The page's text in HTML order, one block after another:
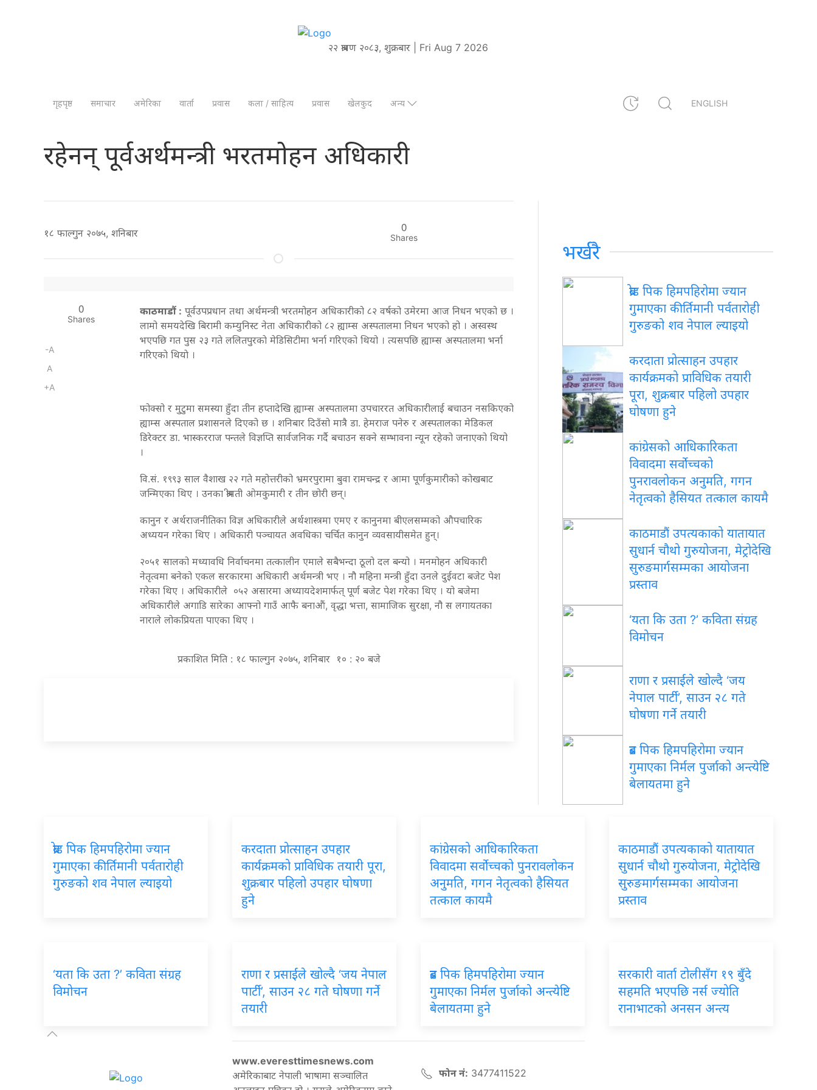
२२ श्रावण २०८३, शुक्रबार | Fri Aug 7 2026
गृहपृष्ठ समाचार अमेरिका वार्ता प्रवास कला / साहित्य प्रवास खेलकुद अन्य ENGLISH
रहेनन् पूर्वअर्थमन्त्री भरतमोहन अधिकारी
१८ फाल्गुन २०७५, शनिबार 0
Shares
0
Shares
-A
A
+A
काठमाडौं : पूर्वउपप्रधान तथा अर्थमन्त्री भरतमोहन अधिकारीको ८२ वर्षको उमेरमा आज निधन भएको छ ।
लामो समयदेखि बिरामी कम्युनिस्ट नेता अधिकारीको ८२ ह्याम्स अस्पतालमा निधन भएको हो । अस्वस्थ
भएपछि गत पुस २३ गते ललितपुरकाे मेडिसिटीमा भर्ना गरिएको थियो । त्यसपछि ह्याम्स अस्पतालमा भर्ना
गरिएकाे थियाे ।
फोक्सो र मुटुमा समस्या हुँदा तीन हप्तादेखि ह्याम्स अस्पतालमा उपचाररत अधिकारीलाई बचाउन नसकिएको
ह्याम्स अस्पताल प्रशासनले दिएको छ । शनिबार दिउँसो मात्रै डा. हेमराज पनेरु र अस्पतालका मेडिकल
डिरेक्टर डा. भास्करराज पन्तले विज्ञप्ति सार्वजनिक गर्दै बचाउन सक्ने सम्भावना न्यून रहेको जनाएको थियो
।
वि.सं. १९९३ साल वैशाख २२ गते महोत्तरीको भ्रमरपुरामा बुवा रामचन्द्र र आमा पूर्णकुमारीको कोखबाट
जन्मिएका थिए । उनका श्रीमती ओमकुमारी र तीन छोरी छन्।
कानुन र अर्थराजनीतिका विज्ञ अधिकारीले अर्थशास्त्रमा एमए र कानुनमा बीएलसम्मको औपचारिक
अध्ययन गरेका थिए । अधिकारी पञ्चायत अवधिका चर्चित कानुन व्यवसायीसमेत हुन्।
२०५१ सालको मध्यावधि निर्वाचनमा तत्कालीन एमाले सबैभन्दा ठूलो दल बन्यो । मनमोहन अधिकारी
नेतृत्वमा बनेको एकल सरकारमा अधिकारी अर्थमन्त्री भए । नौ महिना मन्त्री हुँदा उनले दुईवटा बजेट पेश
गरेका थिए । अधिकारीले ०५२ असारमा अध्यायदेशमार्फत् पूर्ण बजेट पेश गरेका थिए । यो बजेमा
अधिकारीले अगाडि सारेका आफ्नो गाउँ आफै बनाऔं, वृद्धा भत्ता, सामाजिक सुरक्षा, नौ स लगायतका
नाराले लोकप्रियता पाएका थिए ।
प्रकाशित मिति : १८ फाल्गुन २०७५, शनिबार १० : २० बजे
भर्खरै
ब्रोड पिक हिमपहिरोमा ज्यान
गुमाएका कीर्तिमानी पर्वतारोही
गुरुङको शव नेपाल ल्याइयो
करदाता प्रोत्साहन उपहार
कार्यक्रमको प्राविधिक तयारी
पूरा, शुक्रबार पहिलो उपहार
घोषणा हुने
कांग्रेसको आधिकारिकता
विवादमा सर्वोच्चको
पुनरावलोकन अनुमति, गगन
नेतृत्वको हैसियत तत्काल कायमै
काठमाडौं उपत्यकाको यातायात
सुधार्न चौथो गुरुयोजना, मेट्रोदेखि
सुरुङमार्गसम्मका आयोजना
प्रस्ताव
‘यता कि उता ?’ कविता संग्रह
विमोचन
राणा र प्रसाईंले खोल्दै ‘जय
नेपाल पार्टी’, साउन २८ गते
घोषणा गर्ने तयारी
ब्रड पिक हिमपहिरोमा ज्यान
गुमाएका निर्मल पुर्जाको अन्त्येष्टि
बेलायतमा हुने
ब्रोड पिक हिमपहिरोमा ज्यान
गुमाएका कीर्तिमानी पर्वतारोही
गुरुङको शव नेपाल ल्याइयो
करदाता प्रोत्साहन उपहार
कार्यक्रमको प्राविधिक तयारी पूरा,
शुक्रबार पहिलो उपहार घोषणा
हुने
कांग्रेसको आधिकारिकता
विवादमा सर्वोच्चको पुनरावलोकन
अनुमति, गगन नेतृत्वको हैसियत
तत्काल कायमै
काठमाडौं उपत्यकाको यातायात
सुधार्न चौथो गुरुयोजना, मेट्रोदेखि
सुरुङमार्गसम्मका आयोजना
प्रस्ताव
‘यता कि उता ?’ कविता संग्रह
विमोचन
राणा र प्रसाईंले खोल्दै ‘जय नेपाल
पार्टी’, साउन २८ गते घोषणा गर्ने
तयारी
ब्रड पिक हिमपहिरोमा ज्यान
गुमाएका निर्मल पुर्जाको अन्त्येष्टि
बेलायतमा हुने
सरकारी वार्ता टोलीसँग १९ बुँदे
सहमति भएपछि नर्स ज्योति
रानाभाटको अनसन अन्त्य
www.everesttimesnews.com
अमेरिकाबाट नेपाली भाषामा सञ्चालित
फोन नं: 3477411522